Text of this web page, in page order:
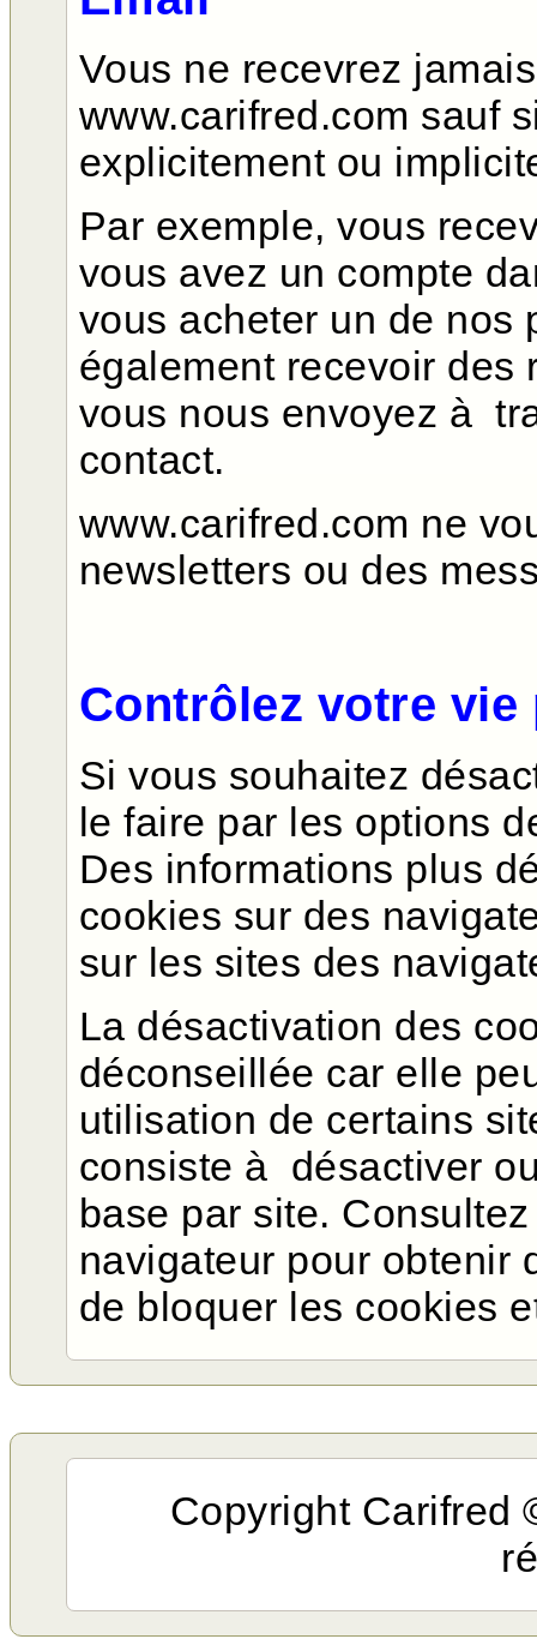
Vous ne recevrez
www.carifred.com sauf
explicitement ou
Par exemple, vous
vous avez un compte
vous acheter un de nos
également recevoir des
vous nous envoyez à
contact.
www.carifred.com ne
newsletters ou des
Contrôlez votre vie
Si vous souhaitez
le faire par les options
Des informations plus
cookies sur des
sur les sites des
La désactivation des
déconseillée car elle
utilisation de certains
consiste à désactiver
base par site.
navigateur pour obtenir
de bloquer les cookies
Copyright Carifred